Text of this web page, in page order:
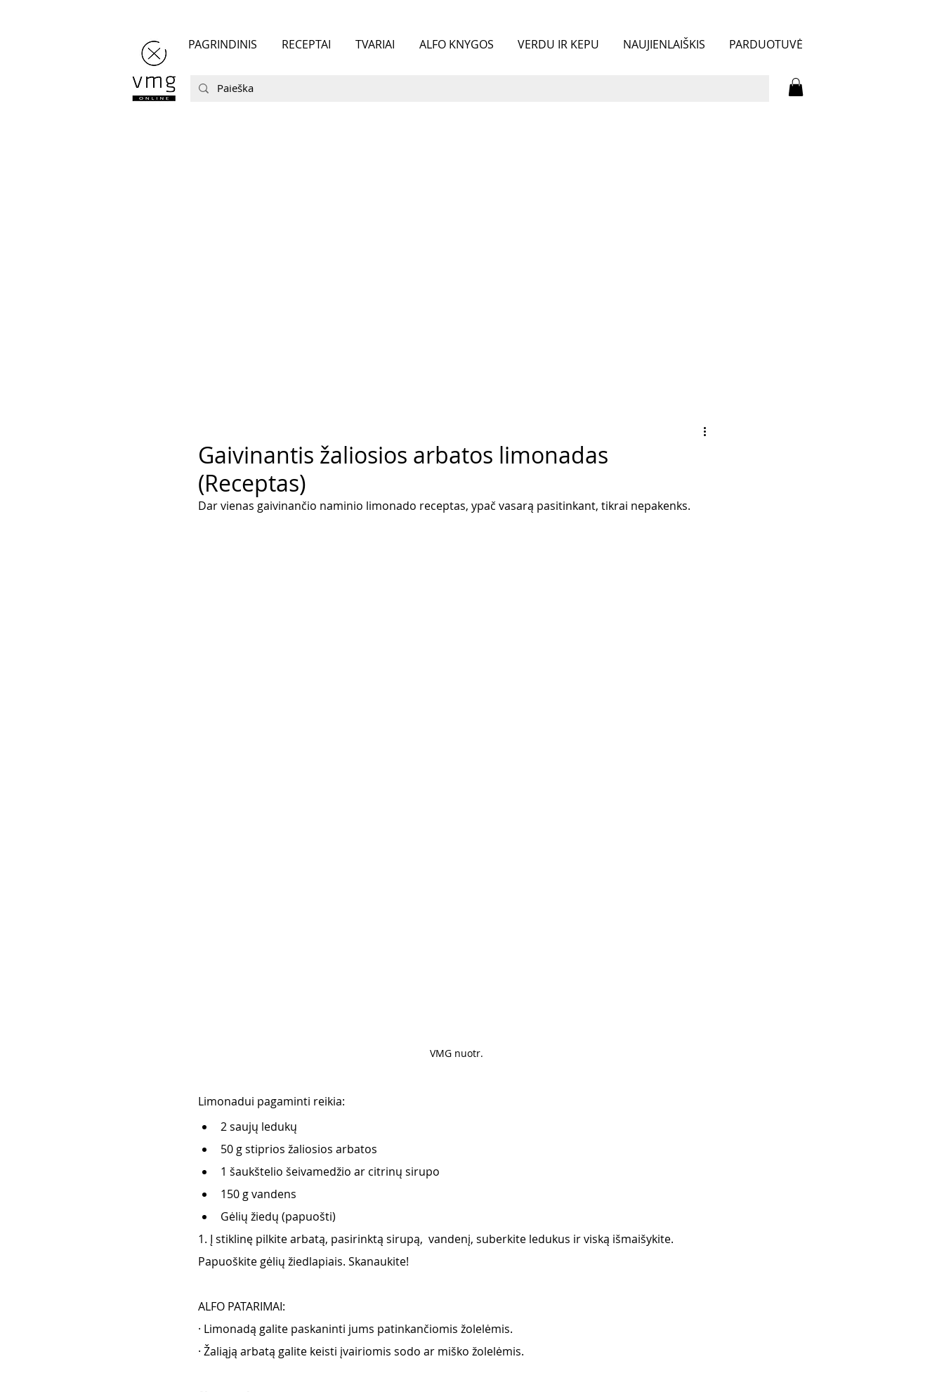
PAGRINDINIS RECEPTAI TVARIAI ALFO KNYGOS VERDU IR KEPU NAUJIENLAIŠKIS PARDUOTUVĖ
Gaivinantis žaliosios arbatos limonadas
(Receptas)
Dar vienas gaivinančio naminio limonado receptas, ypač vasarą pasitinkant, tikrai nepakenks.
VMG nuotr.
Limonadui pagaminti reikia:
2 saujų ledukų
50 g stiprios žaliosios arbatos
1 šaukštelio šeivamedžio ar citrinų sirupo
150 g vandens
Gėlių žiedų (papuošti)
1. Į stiklinę pilkite arbatą, pasirinktą sirupą,  vandenį, suberkite ledukus ir viską išmaišykite.
Papuoškite gėlių žiedlapiais. Skanaukite!
ALFO PATARIMAI:
· Limonadą galite paskaninti jums patinkančiomis žolelėmis.
· Žaliąją arbatą galite keisti įvairiomis sodo ar miško žolelėmis.